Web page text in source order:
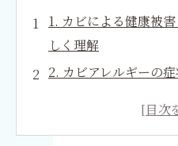
1. カビによる健康被
しく理解
2. カビアレルギーの